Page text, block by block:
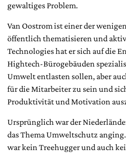
gewaltiges Problem.
Van Oostrom ist einer der
öffentlich thematisieren und
Technologies hat er sich auf die
Hightech-Bürogebäuden
Umwelt entlasten sollen, aber
für die Mitarbeiter zu sein und
Produktivität und Motivation
Ursprünglich war der
das Thema Umweltschutz
war kein Treehugger und auch